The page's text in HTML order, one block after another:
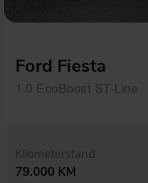
Ford Fiesta
1.0 EcoBoost ST-Line
Kilometerstand
79.000 KM